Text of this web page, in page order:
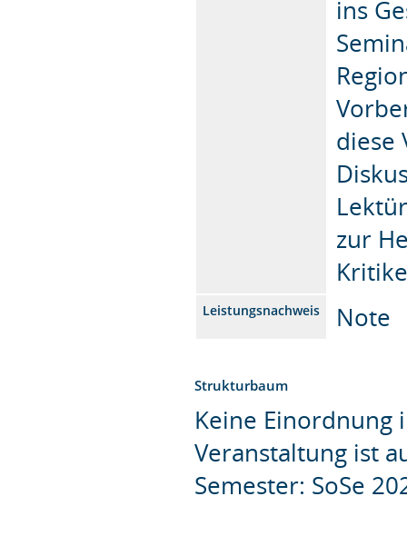
ins
diese
zur
Leistungsnachweis Note
Strukturbaum
Keine Einordnung
Veranstaltung ist
Semester: SoSe